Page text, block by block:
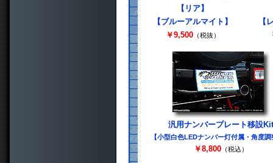
【リア】
【ブルーアルマイト】
￥9,500（税抜）
【
汎用ナンバープレート移設Kit
【小型白色LEDナンバー灯付属・角度調
￥8,800 （税込）